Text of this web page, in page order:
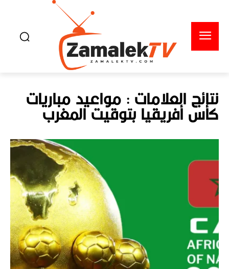
نتائج العلامات : مواعيد مباريات
كأس أفريقيا بتوقيت المغرب